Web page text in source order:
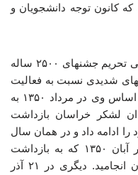
کانون توجه دانشجویان و
در پی تحریم جشنهای ۲۵۰۰ ساله
ساواک مراقبتهای شدیدی نسبت به فعالیت
روحانیون مبارز در پیش گرفت. بر این اساس وی در مرداد ۱۳۵۰ به
لشکر خراسان بازداشت
را ادامه داد و در همان سال
دو بار دیگر نیز بازداشت شد؛ یکی در آبان ۱۳۵۰ که به بازداشت
کوتاه‌مدت وی در زندان لشکر خراسان انجامید. دیگری در ۲۱ آذر